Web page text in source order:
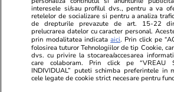
Lifestyle
Cum să gătești în 2 ore pentru
toată săptămâna – 5 idei de
mese pentru 7 zile
interesele si/sau profilul dvs., pentru a va
retelelor de socializare si pentru a analiza
de drepturile prevazute de art. 15-22
prelucrarea datelor cu caracter personal.
prin modalitatea indicataaici. Prin click pe
folosirea tuturor Tehnologiilor de tip Cookie,
dvs. cu privire la stocarea/accesarea
care colaboram. Prin click pe “VREAU
INDIVIDUAL” puteti schimba preferintele in
cele legate de cookie strict necesare pentru